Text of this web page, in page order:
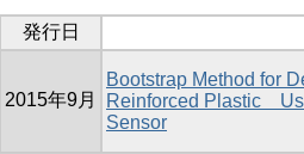
発行日
2015年9月
Bootstrap Method for
Reinforced Plastic
Sensor